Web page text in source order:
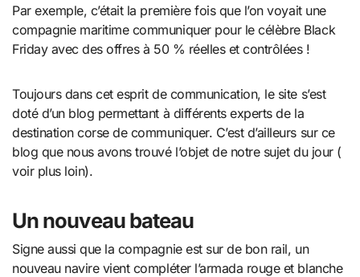
Par exemple, c’était la première fois que l’on voyait une
compagnie maritime communiquer pour le célèbre Black
Friday avec des offres à 50 % réelles et contrôlées !
Toujours dans cet esprit de communication, le site s’est
doté d’un blog permettant à différents experts de la
destination corse de communiquer. C’est d’ailleurs sur ce
blog que nous avons trouvé l’objet de notre sujet du jour (
voir plus loin).
Un nouveau bateau
Signe aussi que la compagnie est sur de bon rail, un
nouveau navire vient compléter l’armada rouge et blanche